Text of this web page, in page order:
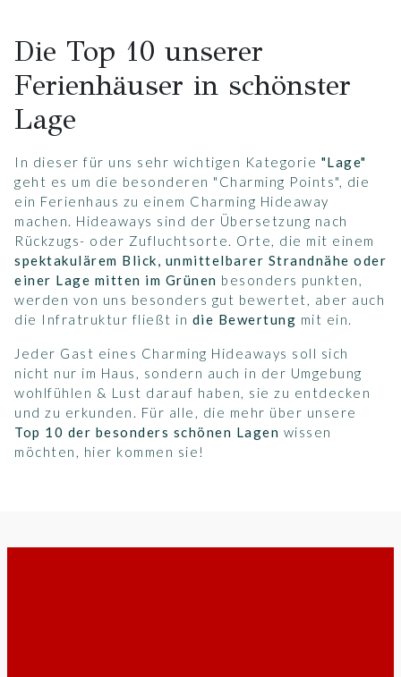
Die Top 10 unserer
Ferienhäuser in schönster
Lage
In dieser für uns sehr wichtigen Kategorie "Lage"
geht es um die besonderen "Charming Points", die
ein Ferienhaus zu einem Charming Hideaway
machen. Hideaways sind der Übersetzung nach
Rückzugs- oder Zufluchtsorte. Orte, die mit einem
spektakulärem Blick, unmittelbarer Strandnähe oder
einer Lage mitten im Grünen besonders punkten,
werden von uns besonders gut bewertet, aber auch
die Infratruktur fließt in die Bewertung mit ein.
Jeder Gast eines Charming Hideaways soll sich
nicht nur im Haus, sondern auch in der Umgebung
wohlfühlen & Lust darauf haben, sie zu entdecken
und zu erkunden. Für alle, die mehr über unsere
Top 10 der besonders schönen Lagen wissen
möchten, hier kommen sie!